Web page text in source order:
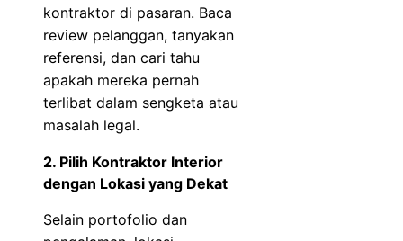
kontraktor di pasaran. Baca
review pelanggan, tanyakan
referensi, dan cari tahu
apakah mereka pernah
terlibat dalam sengketa atau
masalah legal.
2. Pilih Kontraktor Interior
dengan Lokasi yang Dekat
Selain portofolio dan